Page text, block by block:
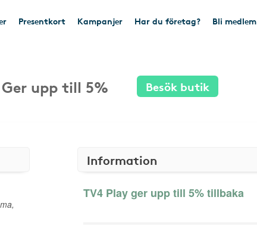
Presentkort Kampanjer Har du företag? Bli medlem
Ger upp till 5% Besök butik
Information
TV4 Play ger upp till 5% tillbaka